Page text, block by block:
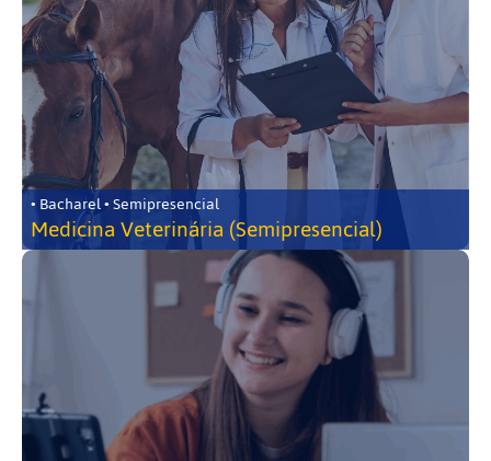
• Bacharel • Semipresencial
Medicina Veterinária (Semipresencial)